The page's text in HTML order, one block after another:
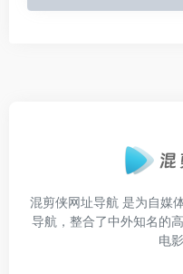
混剪侠网址导航 是为自媒
导航，整合了中外知名的
电